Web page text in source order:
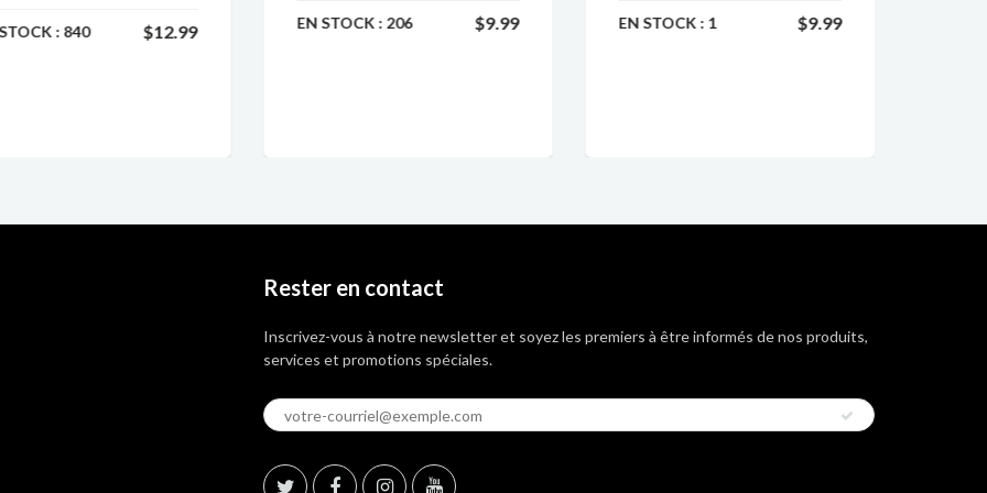
: 840 $12.99 EN STOCK : 206 $9.99 EN STOCK : 1 $9.99
Rester en contact
Inscrivez-vous à notre newsletter et soyez les premiers à être informés de nos produits,
services et promotions spéciales.